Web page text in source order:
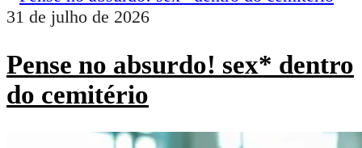
31 de julho de 2026
Pense no absurdo! sex* dentro
do cemitério